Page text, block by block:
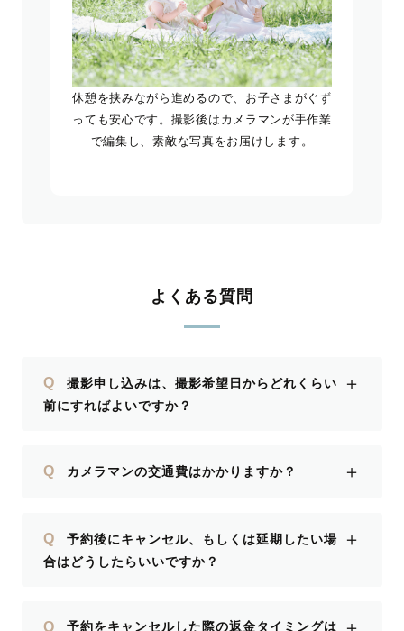
休憩を挟みながら進めるので、お子さまがぐず
っても安心です。撮影後はカメラマンが手作業
で編集し、素敵な写真をお届けします。
よくある質問
Q
撮影申し込みは、撮影希望日からどれくらい
前にすればよいですか？
＋
Q カメラマンの交通費はかかりますか？ ＋
Q
予約後にキャンセル、もしくは延期したい場
合はどうしたらいいですか？
＋
Q
予約をキャンセルした際の返金タイミングは